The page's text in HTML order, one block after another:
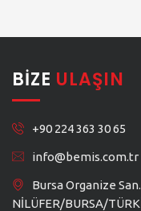
BIZE ULAŞIN
+90 224 363 30 65
info@bemis.com.tr
Bursa Organize
NİLÜFER/BURSA/